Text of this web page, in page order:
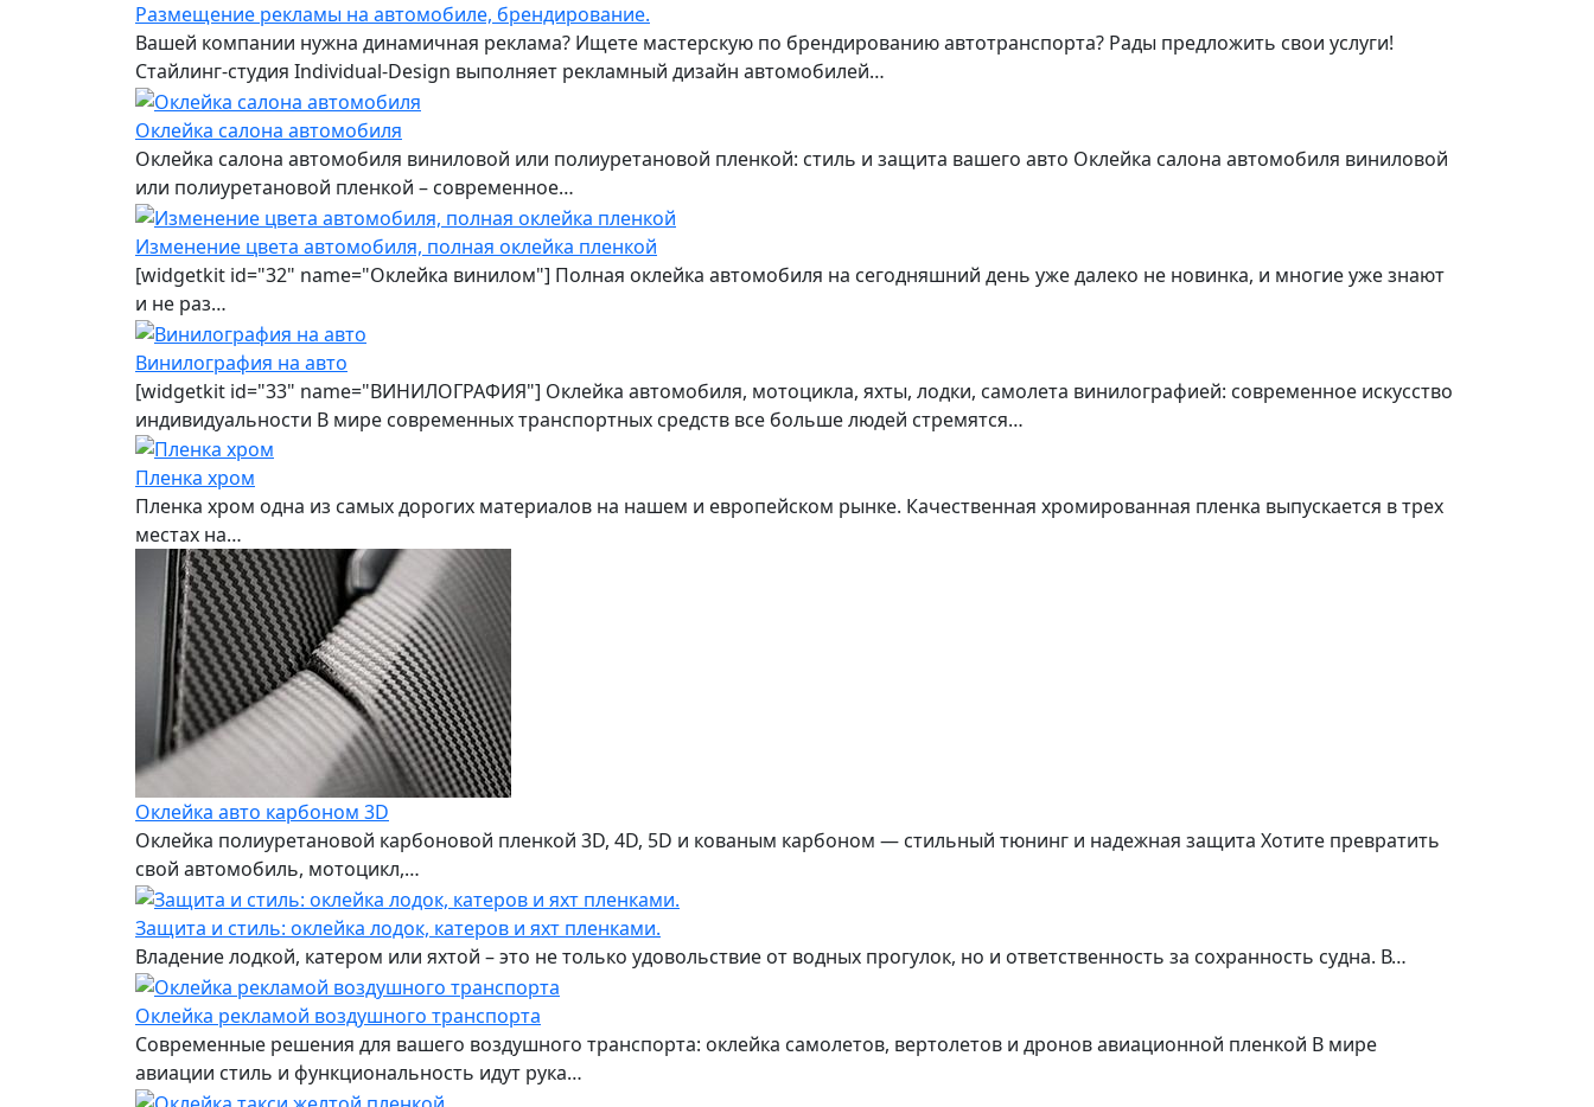
Размещение рекламы на автомобиле, брендирование.
Вашей компании нужна динамичная реклама? Ищете мастерскую по брендированию автотранспорта? Рады предложить свои услуги!
Стайлинг-студия Individual-Design выполняет рекламный дизайн автомобилей…
Оклейка салона автомобиля
Оклейка салона автомобиля виниловой или полиуретановой пленкой: стиль и защита вашего авто Оклейка салона автомобиля виниловой
или полиуретановой пленкой – современное…
Изменение цвета автомобиля, полная оклейка пленкой
[widgetkit id="32" name="Оклейка винилом"] Полная оклейка автомобиля на сегодняшний день уже далеко не новинка, и многие уже знают
и не раз…
Винилография на авто
[widgetkit id="33" name="ВИНИЛОГРАФИЯ"] Оклейка автомобиля, мотоцикла, яхты, лодки, самолета винилографией: современное искусство
индивидуальности В мире современных транспортных средств все больше людей стремятся…
Пленка хром
Пленка хром одна из самых дорогих материалов на нашем и европейском рынке. Качественная хромированная пленка выпускается в трех
местах на…
Оклейка авто карбоном 3D
Оклейка полиуретановой карбоновой пленкой 3D, 4D, 5D и кованым карбоном — стильный тюнинг и надежная защита Хотите превратить
свой автомобиль, мотоцикл,…
Защита и стиль: оклейка лодок, катеров и яхт пленками.
Владение лодкой, катером или яхтой – это не только удовольствие от водных прогулок, но и ответственность за сохранность судна. В…
Оклейка рекламой воздушного транспорта
Современные решения для вашего воздушного транспорта: оклейка самолетов, вертолетов и дронов авиационной пленкой В мире
авиации стиль и функциональность идут рука…